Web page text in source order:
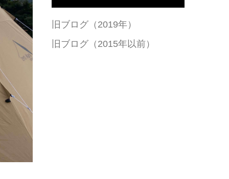
旧ブログ（2019年）
旧ブログ（2015年以前）